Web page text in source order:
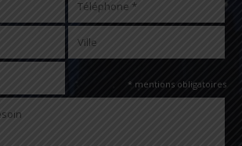
* mentions obligatoires